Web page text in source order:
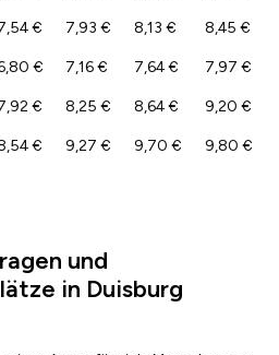
€ 7,93 € 8,13 € 8,45 €
€ 7,16 € 7,64 € 7,97 €
€ 8,25 € 8,64 € 9,20 €
€ 9,27 € 9,70 € 9,80 €
und
in Duisburg